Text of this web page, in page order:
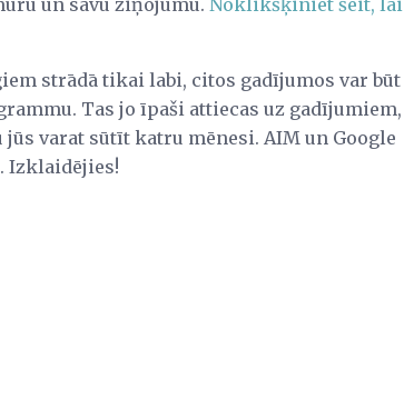
strādā tikai labi, citos gadījumos var būt
Tas jo īpaši attiecas uz gadījumiem,
varat sūtīt katru mēnesi. AIM un Google
Izklaidējies!